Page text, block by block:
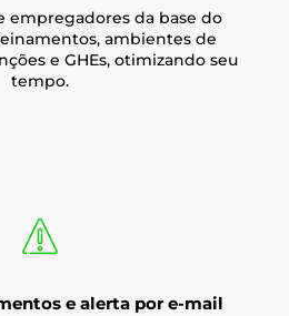
empregadores da base do
ambientes de
e GHEs, otimizando seu
tempo.
e alerta por e-mail